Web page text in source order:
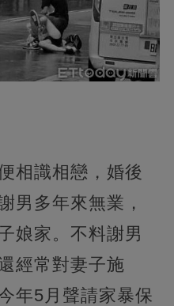
相識相戀，婚後
男多年來無業，
娘家。不料謝男
經常對妻子施
年5月聲請家暴保